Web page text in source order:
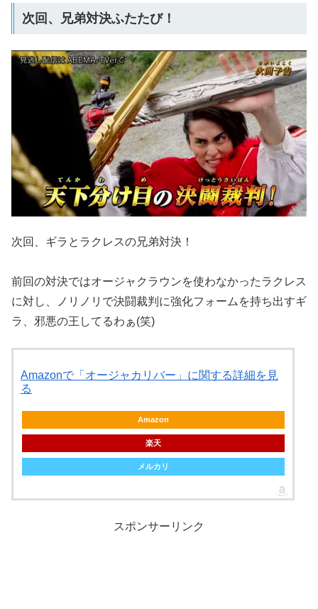
次回、兄弟対決ふたたび！
次回、ギラとラクレスの兄弟対決！
前回の対決ではオージャクラウンを使わなかったラクレス
に対し、ノリノリで決闘裁判に強化フォームを持ち出すギ
ラ、邪悪の王してるわぁ(笑)
Amazonで「オージャカリバー」に関する詳細を見
る
Amazon
楽天
メルカリ
スポンサーリンク